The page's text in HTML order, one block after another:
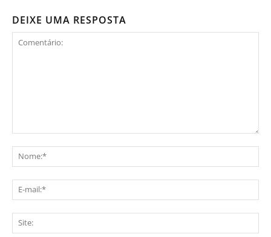
DEIXE UMA RESPOSTA